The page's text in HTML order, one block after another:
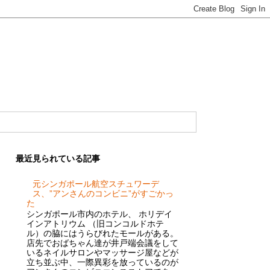
最近見られている記事
元シンガポール航空スチュワーデ
ス、”アンさんのコンビニ”がすごかっ
た
シンガポール市内のホテル、 ホリデイ
インアトリウム （旧コンコルドホテ
ル）の脇にはうらびれたモールがある。
店先でおばちゃん達が井戸端会議をして
いるネイルサロンやマッサージ屋などが
立ち並ぶ中、一際異彩を放っているのが